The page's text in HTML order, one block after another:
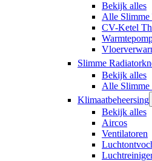
Bekijk alles
Alle Slimme
CV-Ketel
Slimme
Bekijk alles
Alle Slimme
Klimaatbeheersing
Bekijk alles
Aircos
Ventilatoren